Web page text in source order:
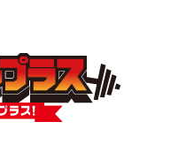
番組「ONE MORNING」